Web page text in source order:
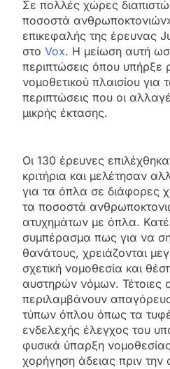
Σε πολλές χώρες
ποσοστά
επικεφαλής της έρευνας
στο Vox. Η μείωση αυτή
περιπτώσεις όπου υπήρξε
νομοθετικού πλαισίου για
περιπτώσεις που οι
μικρής έκτασης.
Οι 130 έρευνες
κριτήρια και μελέτησαν
για τα όπλα σε διάφορες
τα ποσοστά
ατυχημάτων με όπλα.
συμπέρασμα πως για να
θανάτους, χρειάζονται
σχετική νομοθεσία και
αυστηρών νόμων. Τέτοιες
περιλαμβάνουν
τύπων όπλου όπως τα
ενδελεχής έλεγχος του
φυσικά ύπαρξη
χορήγηση άδειας πριν